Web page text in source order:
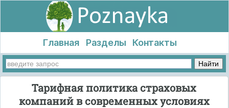
Главная Разделы Контакты
Тарифная политика страховых
компаний в современных условиях